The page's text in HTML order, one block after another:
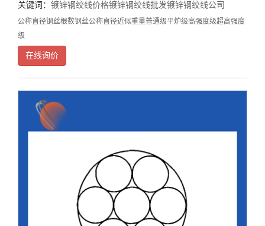
关键词： 镀锌钢绞线价格镀锌钢绞线批发镀锌钢绞线公司
公称直径钢丝根数钢丝公称直径近似重量普通级平炉级高强度级超高强度
级
1/8(3.18)70.041(1.04)32(48)540(2.402)910(4.048)1330(5.916)1830(8.1405/
在线询价